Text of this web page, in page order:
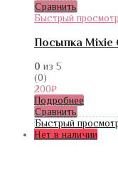
Сравнить
Быстрый просмотр
Посыпка Mixie
0 из 5
(0)
200₽
Подробнее
Сравнить
Быстрый
Нет в наличии